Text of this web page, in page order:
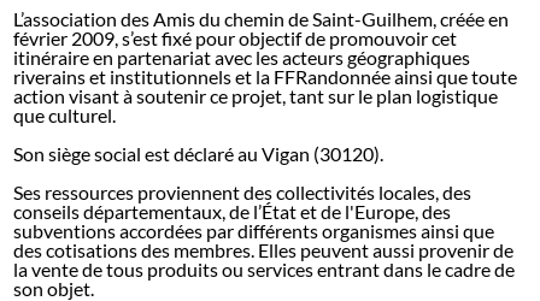
L’association des Amis du chemin de Saint-Guilhem, créée en
février 2009, s’est fixé pour objectif de promouvoir cet
itinéraire en partenariat avec les acteurs géographiques
riverains et institutionnels et la FFRandonnée ainsi que toute
action visant à soutenir ce projet, tant sur le plan logistique
que culturel.
Son siège social est déclaré au Vigan (30120).
Ses ressources proviennent des collectivités locales, des
conseils départementaux, de l’État et de l'Europe, des
subventions accordées par différents organismes ainsi que
des cotisations des membres. Elles peuvent aussi provenir de
la vente de tous produits ou services entrant dans le cadre de
son objet.